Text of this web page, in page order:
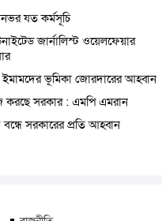
যত কর্মসূচি
জার্নালিস্ট ওয়েলফেয়ার
ইমামদের ভূমিকা জোরদারের আহ্বান
করছে সরকার : এমপি এমরান
সরকারের প্রতি আহ্বান